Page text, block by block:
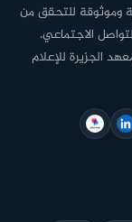
للتحقق من
الاجتماعي.
الجزيرة للإعلام